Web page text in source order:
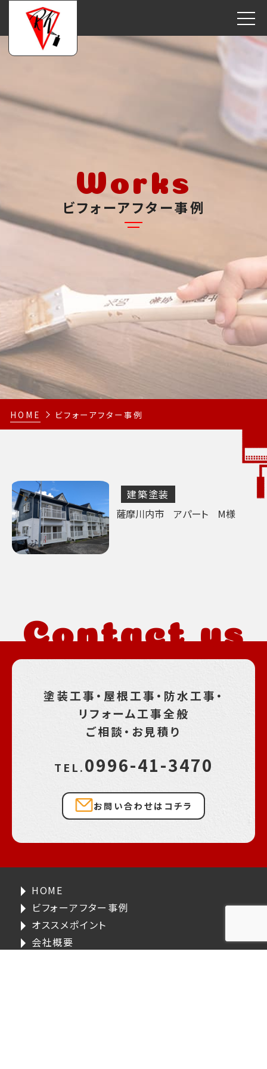
Works
ビフォーアフター事例
HOME ビフォーアフター事例
建築塗装
薩摩川内市 アパート M様
Contact us
塗装工事・屋根工事・防水工事・
リフォーム工事全般
ご相談・お見積り
TEL.0996-41-3470
お問い合わせはコチラ
HOME
ビフォーアフター事例
オススメポイント
会社概要